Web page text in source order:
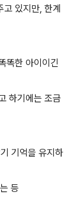
있지만, 한계
똑한 아이이긴
하기에는 조금
기억을 유지하
등